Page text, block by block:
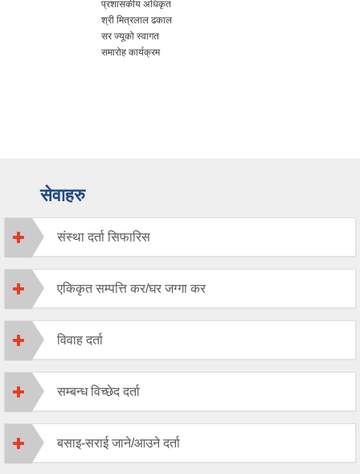
प्रशासकीय अधिकृत
श्री मित्रलाल ढकाल
सर ज्यूको स्वागत
समारोह कार्यक्रम
सेवाहरु
संस्था दर्ता सिफारिस
एकिकृत सम्पत्ति कर/घर जग्गा कर
विवाह दर्ता
सम्बन्ध विच्छेद दर्ता
बसाइ-सराई जाने/आउने दर्ता